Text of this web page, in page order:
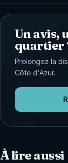
Un avis,
quartier
Prolongez la
Côte d'Azur.
À lire aussi